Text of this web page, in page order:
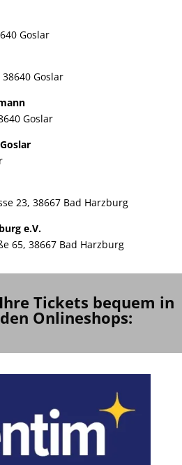
Goslar
Goslar
Goslar
23, 38667 Bad Harzburg
e.V.
65, 38667 Bad Harzburg
Tickets bequem in
Onlineshops: